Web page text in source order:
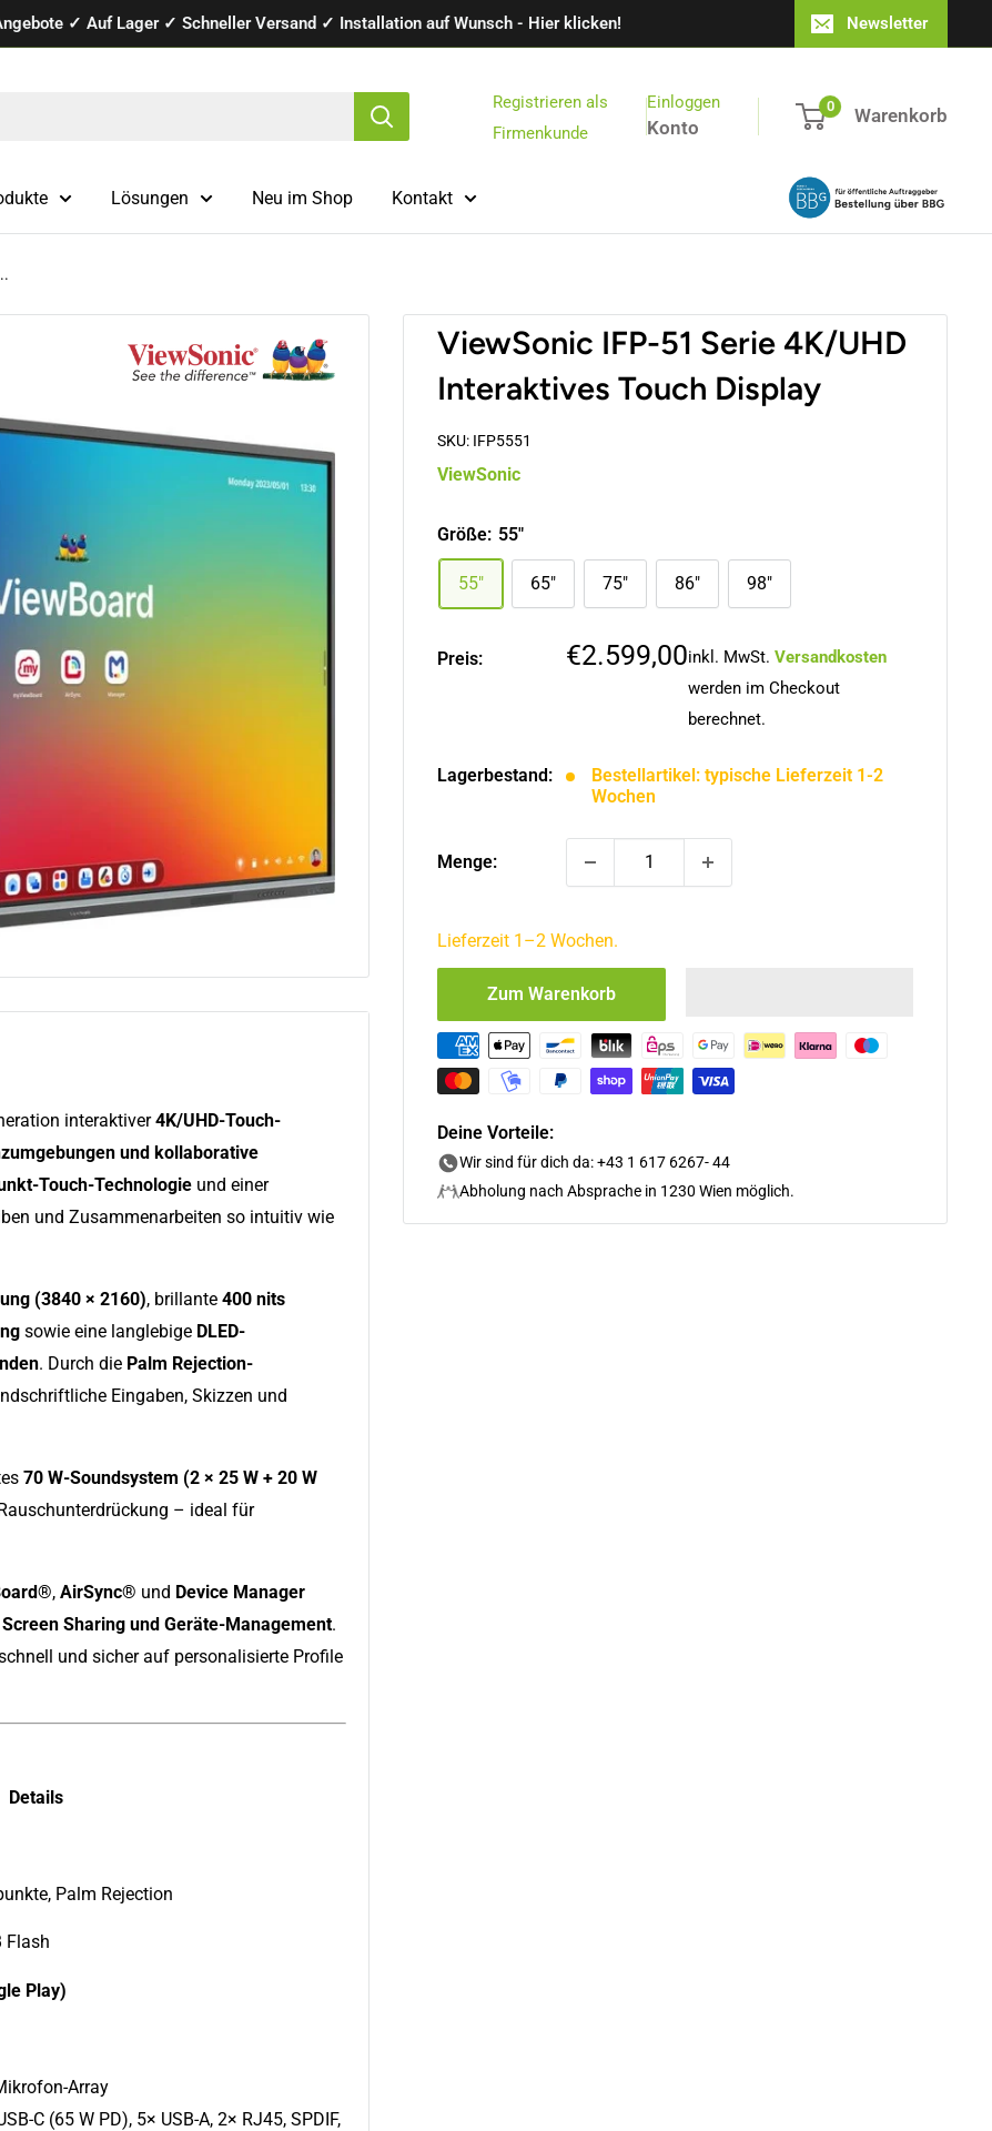
✓ Auf Lager ✓ Schneller Versand ✓ Installation auf Wunsch - Hier klicken! Newsletter
Registrieren als
Firmenkunde
Einloggen
Konto
0 Warenkorb
Lösungen Neu im Shop Kontakt
ViewSonic IFP-51 Serie 4K/UHD
Interaktives Touch Display
SKU: IFP5551
ViewSonic
Größe: 55"
55" 65" 75" 86" 98"
Preis: Sonderpreis
€2.599,00inkl. MwSt.Versandkosten
werden im Checkout
berechnet.
Lagerbestand:
Bestellartikel: typische Lieferzeit 1-2
Wochen
Menge:
Lieferzeit 1–2 Wochen.
Zum Warenkorb
Deine Vorteile:
Wir sind für dich da: +43 1 617 6267- 44
Abholung nach Absprache in 1230 Wien möglich.
interaktiver4K/UHD-Touch-
und kollaborative
Touch-Technologie und einer
und Zusammenarbeiten so intuitiv wie
(3840 × 2160), brillante 400 nits
sowie eine langlebige DLED-
. Durch die Palm Rejection-
Eingaben, Skizzen und
70 W-Soundsystem (2 × 25 W + 20 W
– ideal für
, AirSync® und Device Manager
Sharing und Geräte-Management.
und sicher auf personalisierte Profile
Details
Palm Rejection
Flash
Play)
Array
C (65 W PD), 5× USB-A, 2× RJ45, SPDIF,